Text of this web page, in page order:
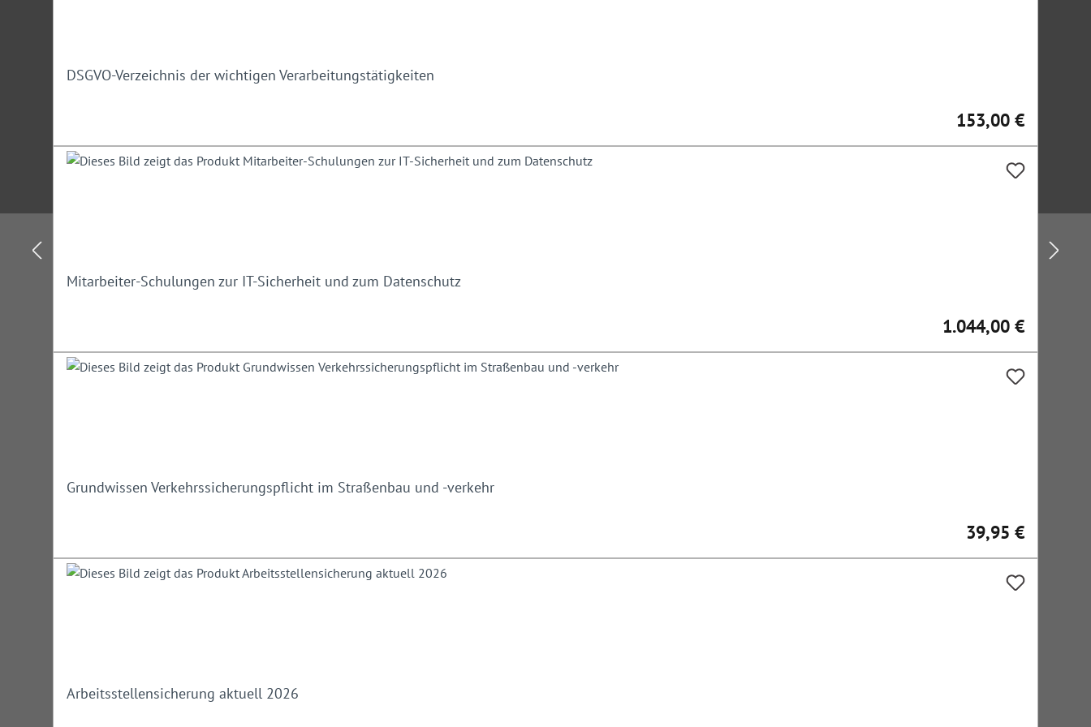
DSGVO-Verzeichnis der wichtigen Verarbeitungstätigkeiten
Regulärer Preis:
153,00 €
Mitarbeiter-Schulungen zur IT-Sicherheit und zum Datenschutz
Regulärer Preis:
1.044,00 €
Grundwissen Verkehrssicherungspflicht im Straßenbau und -verkehr
Regulärer Preis:
39,95 €
Arbeitsstellensicherung aktuell 2026